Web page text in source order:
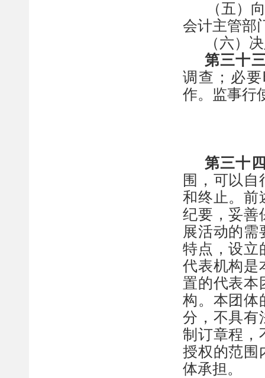
（五）
会计主管部
（六）
第三十
调查；必
作。监事行
第三十
围，可以
和终止。前
纪要，妥善
展活动的需
特点，设立
代表机构是
置的代表本
构。本团体
分，不具有
制订章程，
授权的范围
体承担。